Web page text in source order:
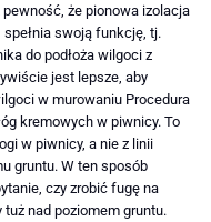
że pionowa izolacja
swoją funkcję, tj.
do podłoża wilgoci z
jest lepsze, aby
w murowaniu Procedura
kremowych w piwnicy. To
w piwnicy, a nie z linii
gruntu. W ten sposób
czy zrobić fugę na
tuż nad poziomem gruntu.